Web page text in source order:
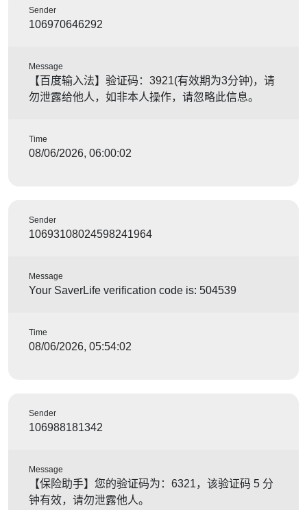
Sender
106970646292
Message
【百度输入法】验证码：3921(有效期为3分钟)，请
勿泄露给他人，如非本人操作，请忽略此信息。
Time
08/06/2026, 06:00:02
Sender
10693108024598241964
Message
Your SaverLife verification code is: 504539
Time
08/06/2026, 05:54:02
Sender
106988181342
Message
【保险助手】您的验证码为：6321，该验证码 5 分
钟有效，请勿泄露他人。